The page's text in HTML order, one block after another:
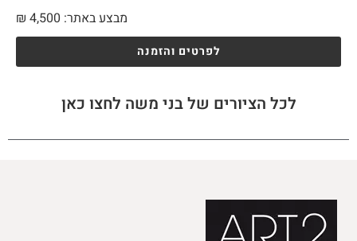
מבצע באתר:
₪ 4,500
לפרטים והזמנה
לכל הציורים של בני משה לחצו כאן